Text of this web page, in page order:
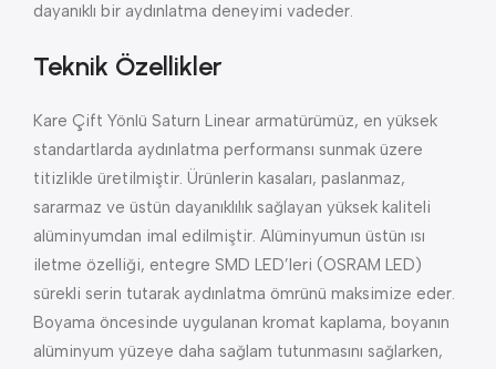
dayanıklı bir aydınlatma deneyimi vadeder.
Teknik Özellikler
Kare Çift Yönlü Saturn Linear armatürümüz, en yüksek
standartlarda aydınlatma performansı sunmak üzere
titizlikle üretilmiştir. Ürünlerin kasaları, paslanmaz,
sararmaz ve üstün dayanıklılık sağlayan yüksek kaliteli
alüminyumdan imal edilmiştir. Alüminyumun üstün ısı
iletme özelliği, entegre SMD LED’leri (OSRAM LED)
sürekli serin tutarak aydınlatma ömrünü maksimize eder.
Boyama öncesinde uygulanan kromat kaplama, boyanın
alüminyum yüzeye daha sağlam tutunmasını sağlarken,